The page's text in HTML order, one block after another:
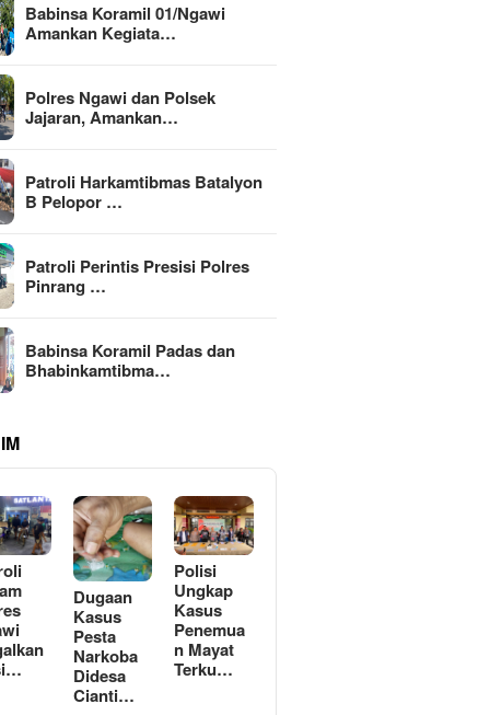
Babinsa Koramil 01/Ngawi
Amankan Kegiata…
Polres Ngawi dan Polsek
Jajaran, Amankan…
Patroli Harkamtibmas Batalyon
B Pelopor …
Patroli Perintis Presisi Polres
Pinrang …
Babinsa Koramil Padas dan
Bhabinkamtibma…
Dugaan
Kasus
Pesta
Narkoba
Didesa
Cianti…
Polisi
Ungkap
Kasus
Penemua
n Mayat
Terku…